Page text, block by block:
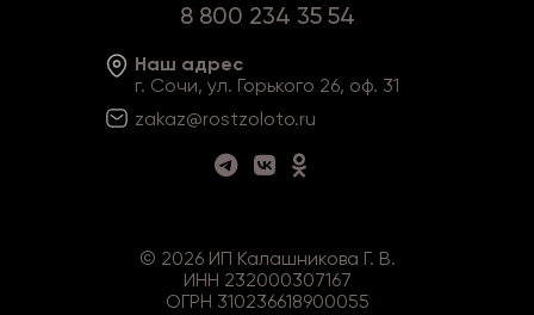
8 800 234 35 54
Наш адрес
г. Сочи, ул. Горького 26, оф. 31
zakaz@rostzoloto.ru
© 2026ИП Калашникова Г. В.
ИНН 232000307167
ОГРН 310236618900055